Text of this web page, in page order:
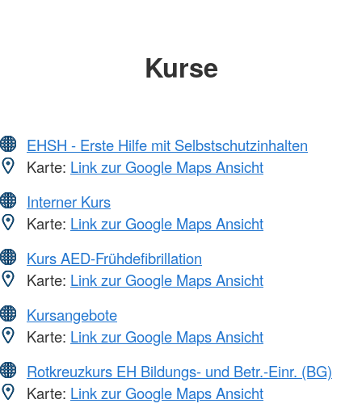
Kurse
EHSH - Erste Hilfe mit Selbstschutzinhalten
Karte: Link zur Google Maps Ansicht
Interner Kurs
Karte: Link zur Google Maps Ansicht
Kurs AED-Frühdefibrillation
Karte: Link zur Google Maps Ansicht
Kursangebote
Karte: Link zur Google Maps Ansicht
Rotkreuzkurs EH Bildungs- und Betr.-Einr. (BG)
Karte: Link zur Google Maps Ansicht